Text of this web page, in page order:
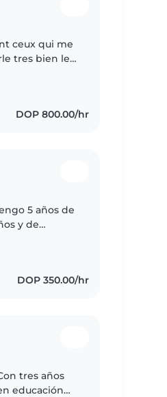
ceux qui me
tres bien le
DOP 800.00/hr
5 años de
y de
DOP 350.00/hr
tres años
educación